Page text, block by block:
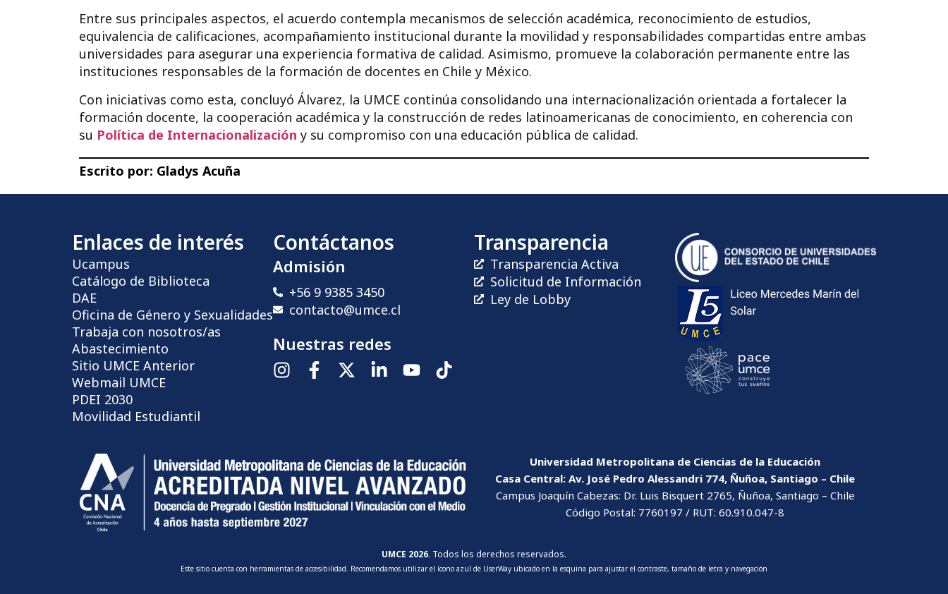
Entre sus principales aspectos, el acuerdo contempla mecanismos de selección académica, reconocimiento de estudios,
equivalencia de calificaciones, acompañamiento institucional durante la movilidad y responsabilidades compartidas entre ambas
universidades para asegurar una experiencia formativa de calidad. Asimismo, promueve la colaboración permanente entre las
instituciones responsables de la formación de docentes en Chile y México.
Con iniciativas como esta, concluyó Álvarez, la UMCE continúa consolidando una internacionalización orientada a fortalecer la
formación docente, la cooperación académica y la construcción de redes latinoamericanas de conocimiento, en coherencia con
su Política de Internacionalización y su compromiso con una educación pública de calidad.
Escrito por: Gladys Acuña
Enlaces de interés
Ucampus
Catálogo de Biblioteca
DAE
Oficina de Género y Sexualidades
Trabaja con nosotros/as
Abastecimiento
Sitio UMCE Anterior
Webmail UMCE
PDEI 2030
Movilidad Estudiantil
Contáctanos
Admisión
+56 9 9385 3450
contacto@umce.cl
Nuestras redes
Transparencia
Transparencia Activa
Solicitud de Información
Ley de Lobby
Universidad Metropolitana de Ciencias de la Educación
Casa Central: Av. José Pedro Alessandri 774, Ñuñoa, Santiago – Chile
Campus Joaquín Cabezas: Dr. Luis Bisquert 2765, Ñuñoa, Santiago – Chile
Código Postal: 7760197 / RUT: 60.910.047-8
UMCE 2026. Todos los derechos reservados.
Este sitio cuenta con herramientas de accesibilidad. Recomendamos utilizar el ícono azul de UserWay ubicado en la esquina para ajustar el contraste, tamaño de letra y navegación